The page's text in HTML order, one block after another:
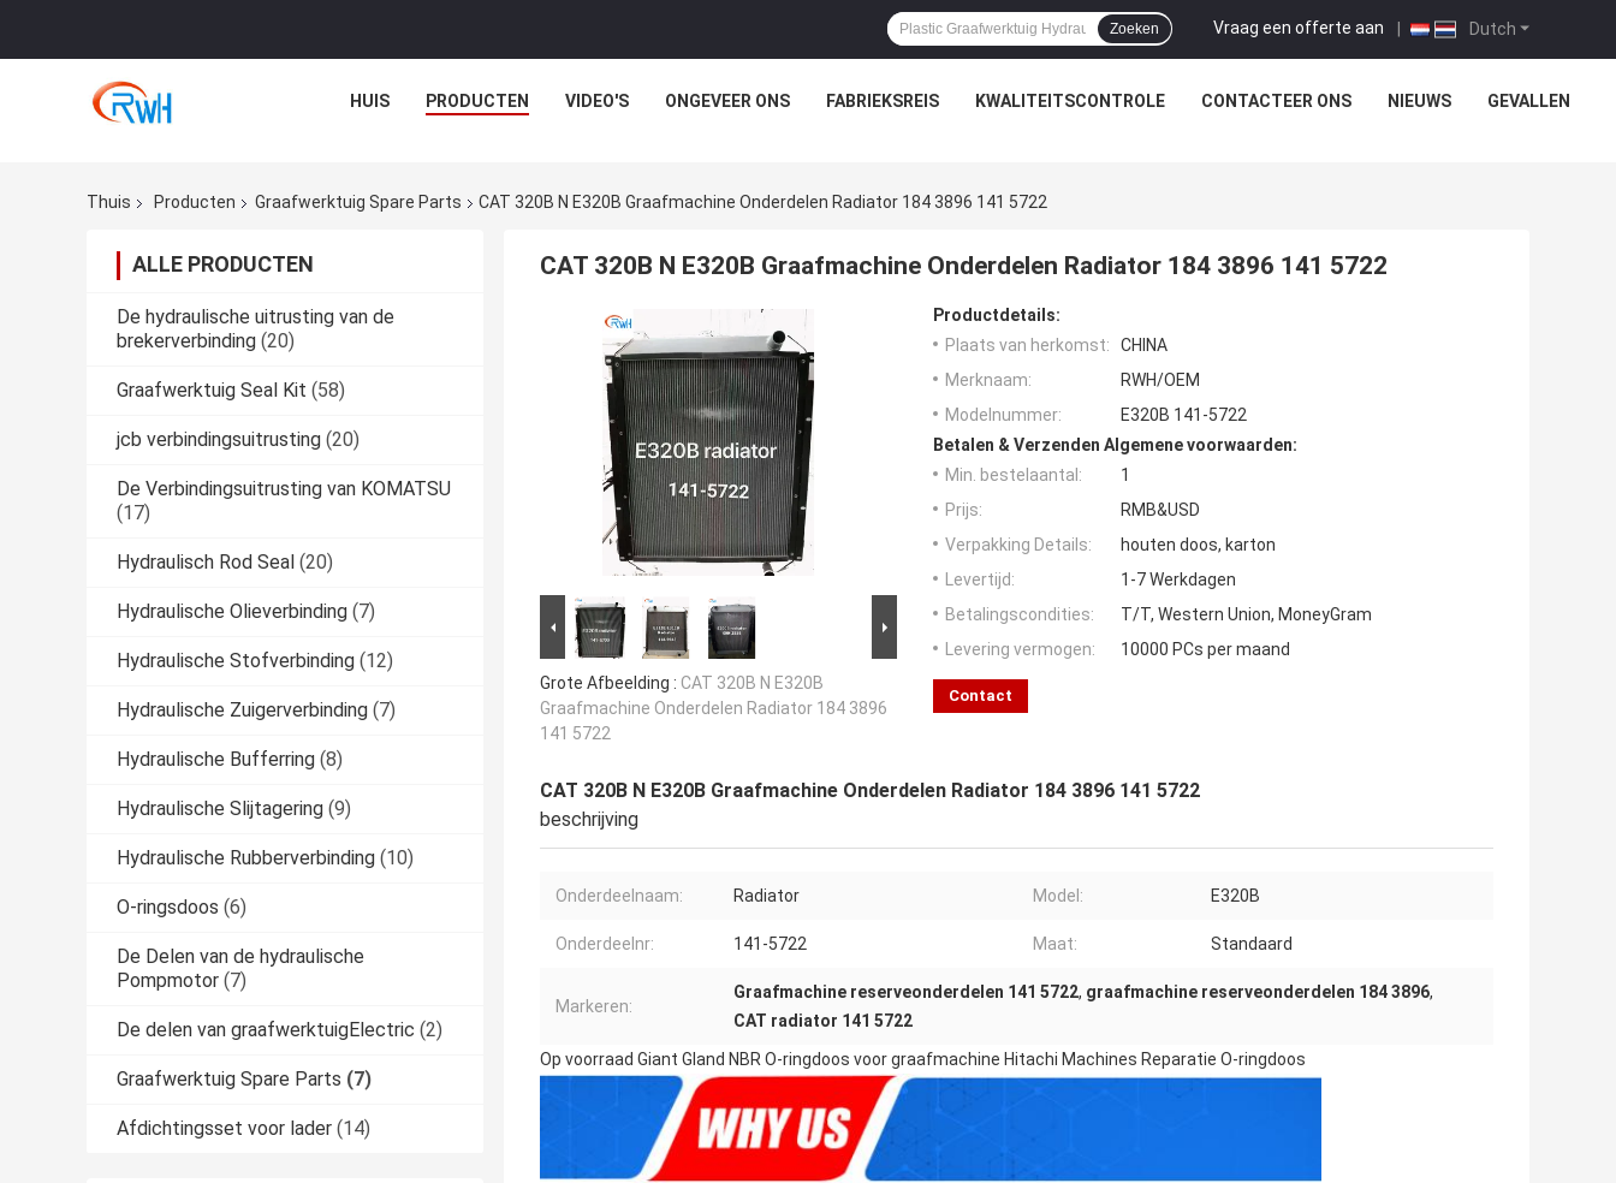
Dutch
Vraag een offerte aan |
Zoeken
HUIS PRODUCTEN VIDEO'S ONGEVEER ONS FABRIEKSREIS KWALITEITSCONTROLE CONTACTEER ONS NIEUWS GEVALLEN
Thuis Producten Graafwerktuig Spare Parts CAT 320B N E320B Graafmachine Onderdelen Radiator 184 3896 141 5722
ALLE PRODUCTEN
De hydraulische uitrusting van de
brekerverbinding (20)
Graafwerktuig Seal Kit (58)
jcb verbindingsuitrusting (20)
De Verbindingsuitrusting van KOMATSU
(17)
Hydraulisch Rod Seal (20)
Hydraulische Olieverbinding (7)
Hydraulische Stofverbinding (12)
Hydraulische Zuigerverbinding (7)
Hydraulische Bufferring (8)
Hydraulische Slijtagering (9)
Hydraulische Rubberverbinding (10)
O-ringsdoos (6)
De Delen van de hydraulische
Pompmotor (7)
De delen van graafwerktuigElectric (2)
Graafwerktuig Spare Parts (7)
Afdichtingsset voor lader (14)
CAT 320B N E320B Graafmachine Onderdelen Radiator 184 3896 141 5722
Grote Afbeelding : CAT 320B N E320B
Graafmachine Onderdelen Radiator 184 3896
141 5722
Productdetails:
Plaats van herkomst:
CHINA
Merknaam:
RWH/OEM
Modelnummer:
E320B 141-5722
Betalen & Verzenden Algemene voorwaarden:
Min. bestelaantal:
1
Prijs:
RMB&USD
Verpakking Details:
houten doos, karton
Levertijd:
1-7 Werkdagen
Betalingscondities:
T/T, Western Union, MoneyGram
Levering vermogen:
10000 PCs per maand
Contact
CAT 320B N E320B Graafmachine Onderdelen Radiator 184 3896 141 5722
beschrijving
Onderdeelnaam: Radiator Model: E320B
Onderdeelnr: 141-5722 Maat: Standaard
Markeren:
Graafmachine reserveonderdelen 141 5722, graafmachine reserveonderdelen 184 3896,
CAT radiator 141 5722
Op voorraad Giant Gland NBR O-ringdoos voor graafmachine Hitachi Machines Reparatie O-ringdoos